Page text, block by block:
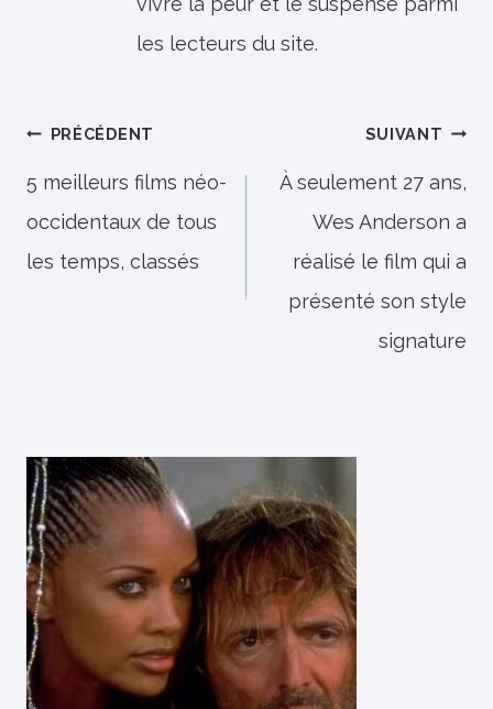
les lecteurs du site.
Navigation
de
l’article
PRÉCÉDENT
5 meilleurs films néo-
occidentaux de tous
les temps, classés
SUIVANT
À seulement 27 ans,
Wes Anderson a
réalisé le film qui a
présenté son style
signature